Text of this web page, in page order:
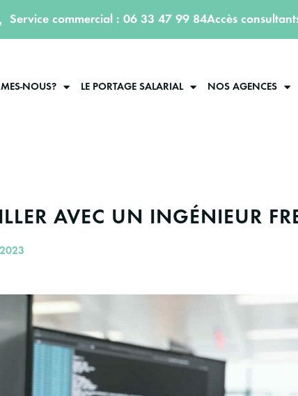
Service commercial : 06 33 47 99 84Accès
NOUS? LE PORTAGE SALARIAL NOS AGENCES
AVEC UN INGÉNIEUR